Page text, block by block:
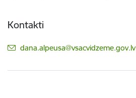
Kontakti
E-pasts:
dana.alpeusa@vsacvidzeme.gov.lv